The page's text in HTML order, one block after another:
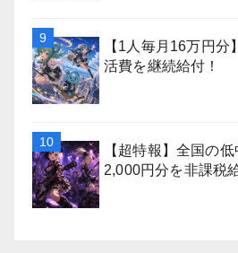
【1人毎月16万円
活費を継続給付！
【超特報】全国の
2,000円分を非課税